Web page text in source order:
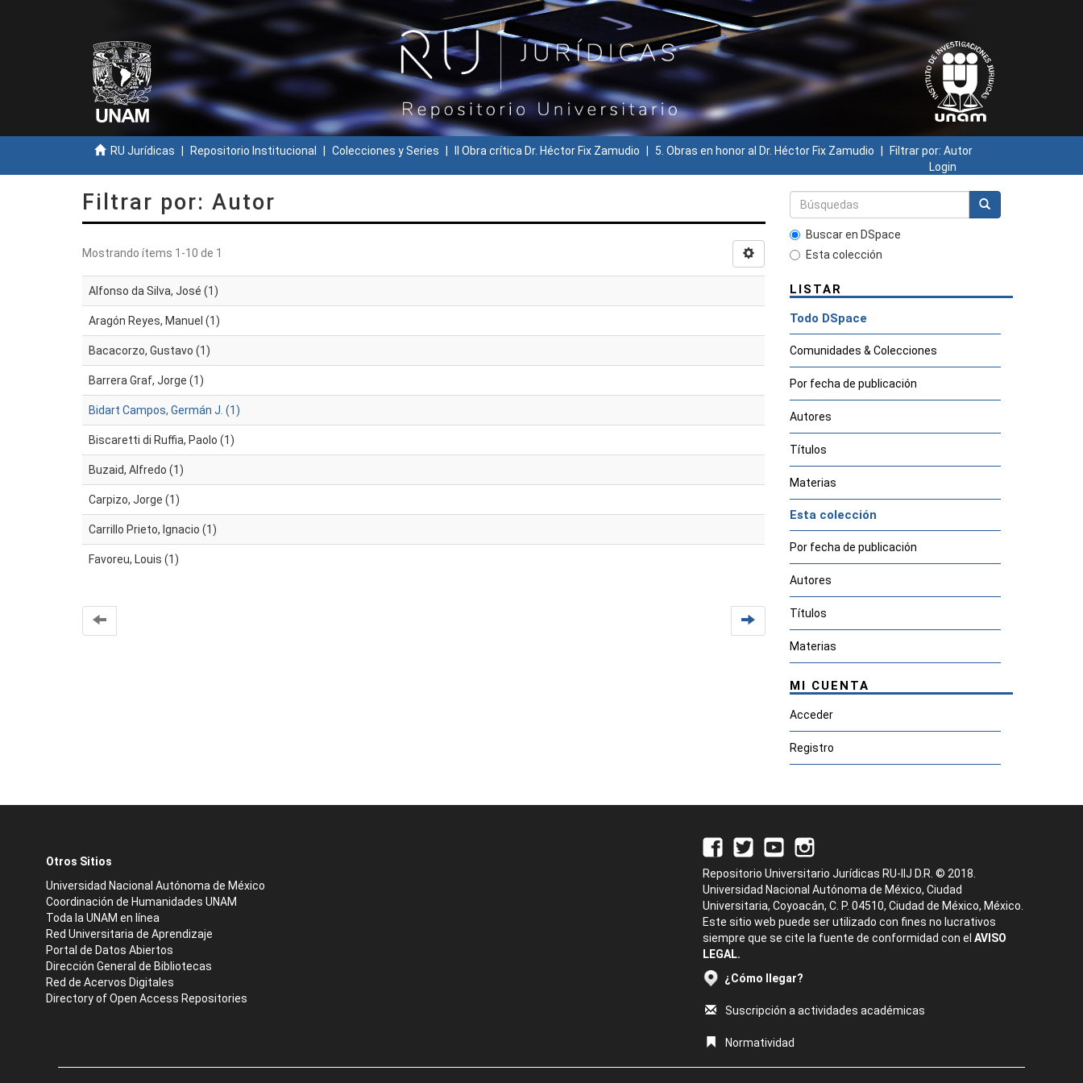
RU Jurídicas Repositorio Institucional Colecciones y Series II Obra crítica Dr. Héctor Fix Zamudio 5. Obras en honor al Dr. Héctor Fix Zamudio
Filtrar por: Autor
Login
Filtrar por: Autor
Mostrando ítems 1-10 de 1
Alfonso da Silva, José (1)
Aragón Reyes, Manuel (1)
Bacacorzo, Gustavo (1)
Barrera Graf, Jorge (1)
Bidart Campos, Germán J. (1)
Biscaretti di Ruffia, Paolo (1)
Buzaid, Alfredo (1)
Carpizo, Jorge (1)
Carrillo Prieto, Ignacio (1)
Favoreu, Louis (1)
Buscar en DSpace
Esta colección
LISTAR
Todo DSpace
Comunidades & Colecciones
Por fecha de publicación
Autores
Títulos
Materias
Esta colección
Por fecha de publicación
Autores
Títulos
Materias
MI CUENTA
Acceder
Registro
Otros Sitios
Universidad Nacional Autónoma de México
Coordinación de Humanidades UNAM
Toda la UNAM en línea
Red Universitaria de Aprendizaje
Portal de Datos Abiertos
Dirección General de Bibliotecas
Red de Acervos Digitales
Directory of Open Access Repositories
Repositorio Universitario Jurídicas RU-IIJ D.R. © 2018.
Universidad Nacional Autónoma de México, Ciudad
Universitaria, Coyoacán, C. P. 04510, Ciudad de México, México.
Este sitio web puede ser utilizado con fines no lucrativos
siempre que se cite la fuente de conformidad con el AVISO
LEGAL.
¿Cómo llegar?
Suscripción a actividades académicas
Normatividad